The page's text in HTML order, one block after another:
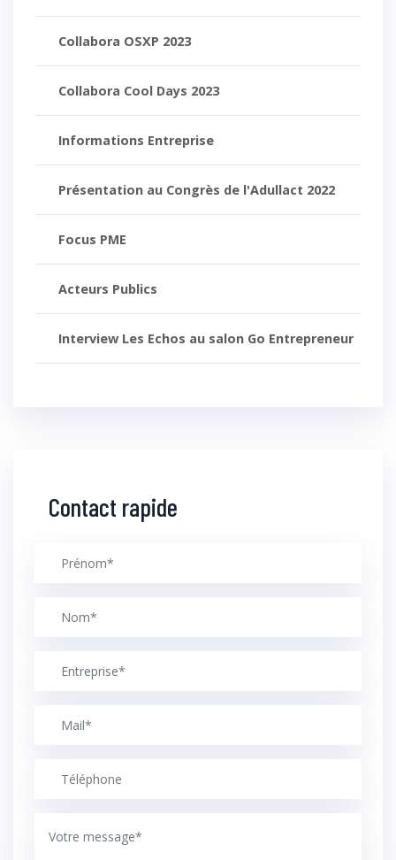
Collabora OSXP 2023
Collabora Cool Days 2023
Informations Entreprise
Présentation au Congrès de l'Adullact 2022
Focus PME
Acteurs Publics
Interview Les Echos au salon Go Entrepreneur
Contact rapide